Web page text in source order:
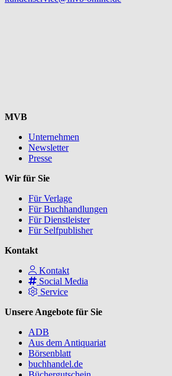
MVB
Unternehmen
Newsletter
Presse
Wir für Sie
Für Verlage
Für Buchhandlungen
Für Dienstleister
Für Selfpublisher
Kontakt
Kontakt
Social Media
Service
Unsere Angebote für Sie
ADB
Aus dem Antiquariat
Börsenblatt
buchhandel.de